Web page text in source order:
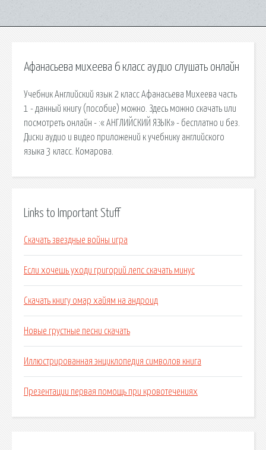
Афанасьева михеева 6 класс аудио слушать онлайн
Учебник Английский язык 2 класс Афанасьева Михеева часть
1 - данный книгу (пособие) можно. Здесь можно скачать или
посмотреть онлайн - :« АНГЛИЙСКИЙ ЯЗЫК» - бесплатно и без.
Диски аудио и видео приложений к учебнику английского
языка 3 класс. Комарова.
Links to Important Stuff
Скачать звездные войны игра
Если хочешь уходи григорий лепс скачать минус
Скачать книгу омар хайям на андроид
Новые грустные песни скачать
Иллюстрированная энциклопедия символов книга
Презентации первая помощь при кровотечениях